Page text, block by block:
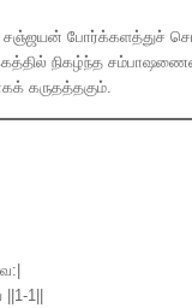
சஞ்ஜயன் போர்க்களத்துச்
நிகழ்ந்த
கருதத்தகும்.
1||